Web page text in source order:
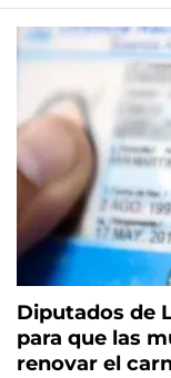
Diputados de
para que las
renovar el